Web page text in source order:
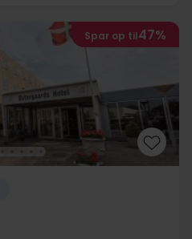
Spar op til47%